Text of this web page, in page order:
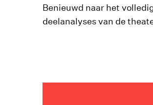
Benieuwd naar het
deelanalyses van de